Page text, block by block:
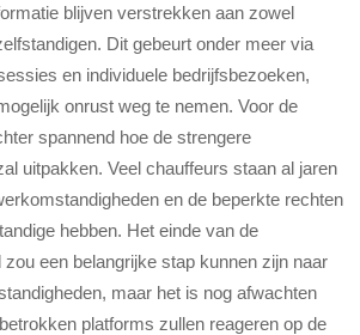
blijven verstrekken aan zowel
Dit gebeurt onder meer via
en individuele bedrijfsbezoeken,
onrust weg te nemen. Voor de
spannend hoe de strengere
uitpakken. Veel chauffeurs staan al jaren
en de beperkte rechten
hebben. Het einde van de
een belangrijke stap kunnen zijn naar
maar het is nog afwachten
platforms zullen reageren op de